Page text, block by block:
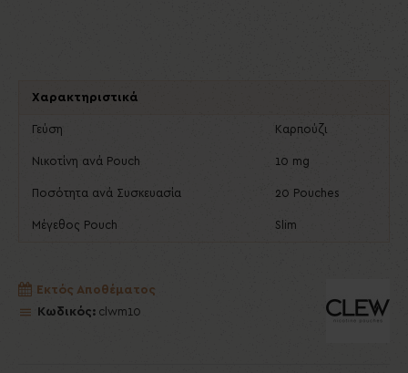
Χαρακτηριστικά
Γεύση Καρπούζι
Νικοτίνη ανά Pouch 10 mg
Ποσότητα ανά Συσκευασία 20 Pouches
Μέγεθος Pouch Slim
Εκτός Αποθέματος
Κωδικός: clwm10